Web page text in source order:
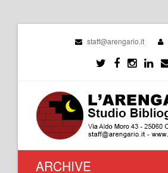
staff@arengario.it
ARCHIVE